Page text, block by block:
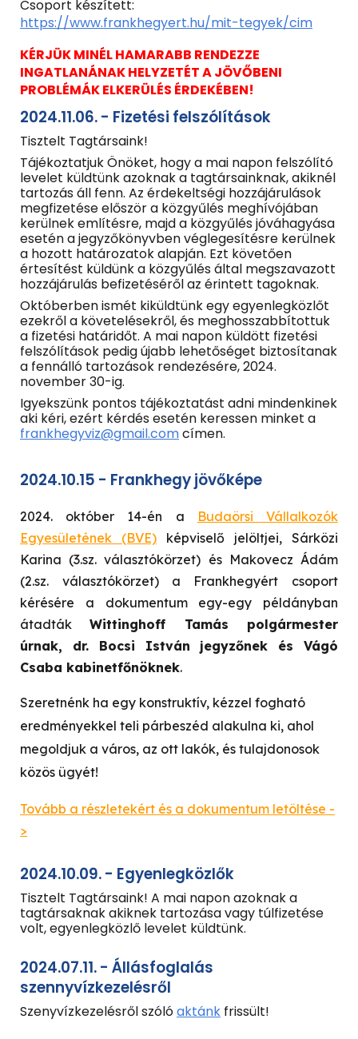
Csoport készített:
https://www.frankhegyert.hu/mit-tegyek/cim
KÉRJÜK MINÉL HAMARABB RENDEZZE
INGATLANÁNAK HELYZETÉT A JÖVŐBENI
PROBLÉMÁK ELKERÜLÉS ÉRDEKÉBEN!
2024.11.06. - Fizetési felszólítások
Tisztelt Tagtársaink!
Tájékoztatjuk Önöket, hogy a mai napon felszólító
levelet küldtünk azoknak a tagtársainknak, akiknél
tartozás áll fenn. Az érdekeltségi hozzájárulások
megfizetése először a közgyűlés meghívójában
kerülnek említésre, majd a közgyűlés jóváhagyása
esetén a jegyzőkönyvben véglegesítésre kerülnek
a hozott határozatok alapján. Ezt követően
értesítést küldünk a közgyűlés által megszavazott
hozzájárulás befizetéséről az érintett tagoknak.
Októberben ismét kiküldtünk egy egyenlegközlőt
ezekről a követelésekről, és meghosszabbítottuk
a fizetési határidőt. A mai napon küldött fizetési
felszólítások pedig újabb lehetőséget biztosítanak
a fennálló tartozások rendezésére, 2024.
november 30-ig.
Igyekszünk pontos tájékoztatást adni mindenkinek
aki kéri, ezért kérdés esetén keressen minket a
frankhegyviz@gmail.comcímen.
2024.10.15 - Frankhegy jövőképe
2024. október 14-én a
Budaörsi Vállalkozók
Egyesületének (BVE) képviselő jelöltjei, Sárközi
Karina (3.sz. választókörzet) és Makovecz Ádám
(2.sz. választókörzet) a Frankhegyért csoport
kérésére a dokumentum egy-egy példányban
átadtákWittinghoff Tamás polgármester
úrnak, dr. Bocsi István jegyzőnek és Vágó
Csaba kabinetfőnöknek.
Szeretnénk ha egy konstruktív, kézzel fogható
eredményekkel teli párbeszéd alakulna ki, ahol
megoldjuk a város, az ott lakók, és tulajdonosok
közös ügyét!
Tovább a részletekért és a dokumentum letöltése -
>
2024.10.09. - Egyenlegközlők
Tisztelt Tagtársaink! A mai napon azoknak a
tagtársaknak akiknek tartozása vagy túlfizetése
volt, egyenlegközlő levelet küldtünk.
2024.07.11. - Állásfoglalás
szennyvízkezelésről
Szenyvízkezelésről szólóaktánk frissült!